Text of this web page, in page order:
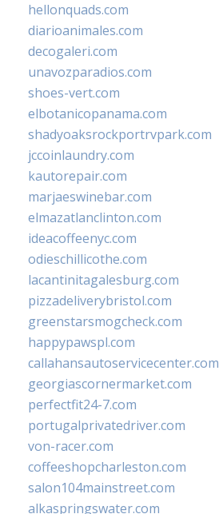
hellonquads.com
diarioanimales.com
decogaleri.com
unavozparadios.com
shoes-vert.com
elbotanicopanama.com
shadyoaksrockportrvpark.com
jccoinlaundry.com
kautorepair.com
marjaeswinebar.com
elmazatlanclinton.com
ideacoffeenyc.com
odieschillicothe.com
lacantinitagalesburg.com
pizzadeliverybristol.com
greenstarsmogcheck.com
happypawspl.com
callahansautoservicecenter.com
georgiascornermarket.com
perfectfit24-7.com
portugalprivatedriver.com
von-racer.com
coffeeshopcharleston.com
salon104mainstreet.com
alkaspringswater.com